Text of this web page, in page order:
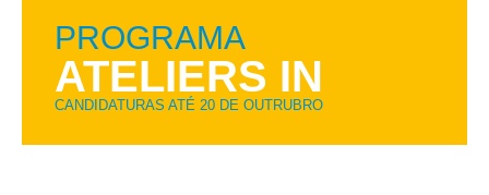
PROGRAMA
ATELIERS IN
CANDIDATURAS ATÉ 20 DE OUTRUBRO